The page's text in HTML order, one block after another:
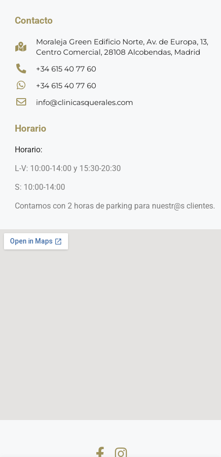
Contacto
Moraleja Green Edificio Norte, Av. de Europa, 13,
Centro Comercial, 28108 Alcobendas, Madrid
+34 615 40 77 60
+34 615 40 77 60
info@clinicasquerales.com
Horario
Horario:
L-V: 10:00-14:00 y 15:30-20:30
S: 10:00-14:00
Contamos con 2 horas de parking para nuestr@s clientes.